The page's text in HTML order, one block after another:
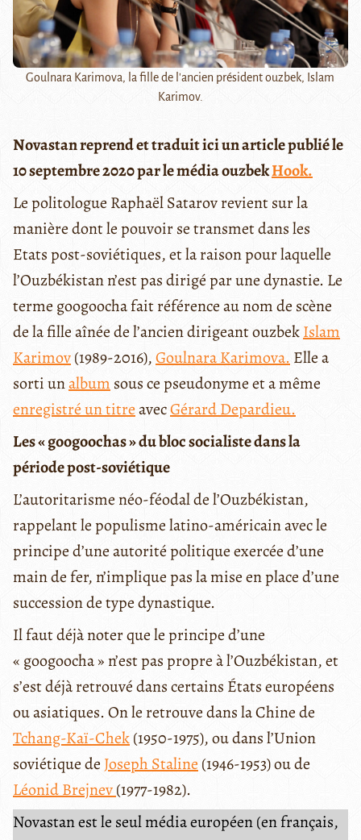
Goulnara Karimova, la fille de l'ancien président ouzbek, Islam
Karimov.
Novastan reprend et traduit ici un article publié le
10 septembre 2020 par le média ouzbekHook.
Le politologue Raphaël Satarov revient sur la
manière dont le pouvoir se transmet dans les
Etats post-soviétiques, et la raison pour laquelle
l’Ouzbékistan n’est pas dirigé par une dynastie. Le
terme googoocha fait référence au nom de scène
de la fille aînée de l’ancien dirigeant ouzbekIslam
Karimov(1989-2016),Goulnara Karimova. Elle a
sorti unalbum sous ce pseudonyme et a même
enregistré un titreavecGérard Depardieu.
Les « googoochas » du bloc socialiste dans la
période post-soviétique
L’autoritarisme néo-féodal de l’Ouzbékistan,
rappelant le populisme latino-américain avec le
principe d’une autorité politique exercée d’une
main de fer, n’implique pas la mise en place d’une
succession de type dynastique.
Il faut déjà noter que le principe d’une
« googoocha » n’est pas propre à l’Ouzbékistan, et
s’est déjà retrouvé dans certains États européens
ou asiatiques. On le retrouve dans la Chine de
Tchang-Kaï-Chek(1950-1975), ou dans l’Union
soviétique deJoseph Staline (1946-1953) ou de
Léonid Brejnev(1977-1982).
Novastan est le seul média européen (en français,